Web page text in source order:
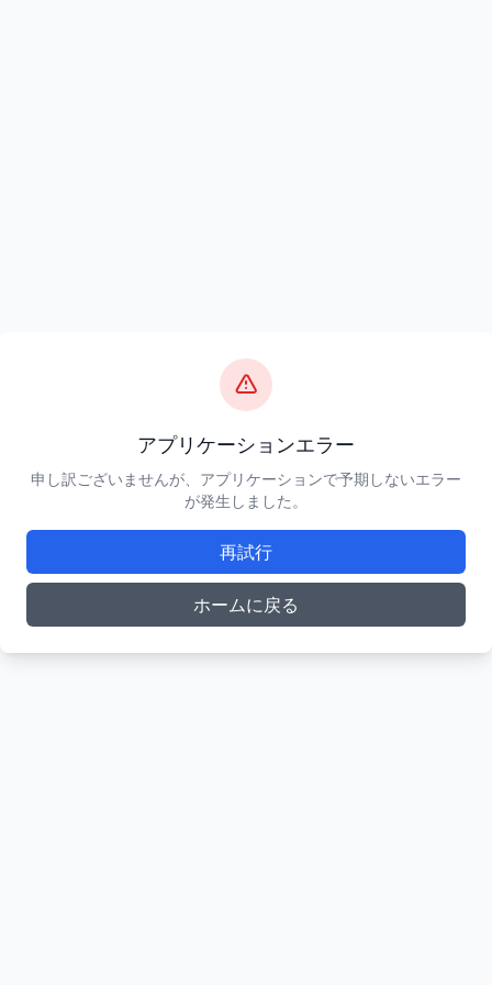
アプリケーションエラー
申し訳ございませんが、アプリケーションで予期しないエラー
が発生しました。
再試行
ホームに戻る